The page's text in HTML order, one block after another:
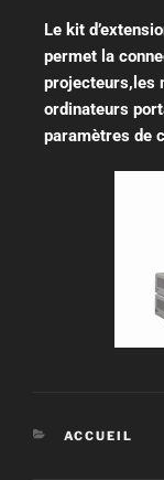
Le kit
permet la
projecteurs,les
ordinateurs
paramètres de
ACCUEIL